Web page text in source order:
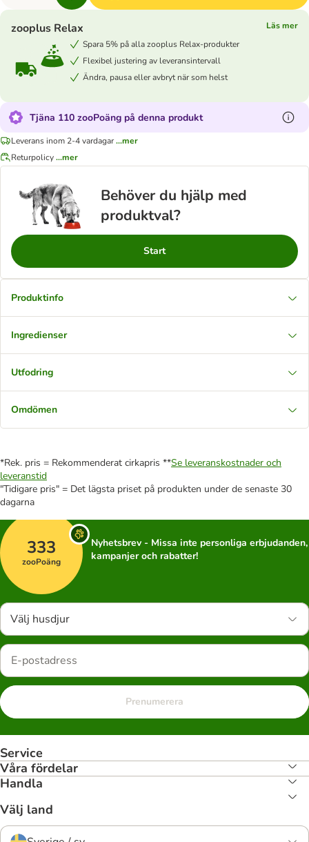
zooplus Relax
Läs mer
Spara 5% på alla zooplus Relax-produkter
Flexibel justering av leveransintervall
Ändra, pausa eller avbryt när som helst
Tjäna 110 zooPoäng på denna produkt
Leverans inom 2-4 vardagar...mer
Returpolicy...mer
Behöver du hjälp med
produktval?
Start
Produktinfo
Ingredienser
Utfodring
Omdömen
*Rek. pris = Rekommenderat cirkapris **Se leveranskostnader och
leveranstid
"Tidigare pris" = Det lägsta priset på produkten under de senaste 30
dagarna
333
zooPoäng
Nyhetsbrev - Missa inte personliga erbjudanden,
kampanjer och rabatter!
Välj husdjur
Prenumerera
Service
Våra fördelar
Handla
Välj land